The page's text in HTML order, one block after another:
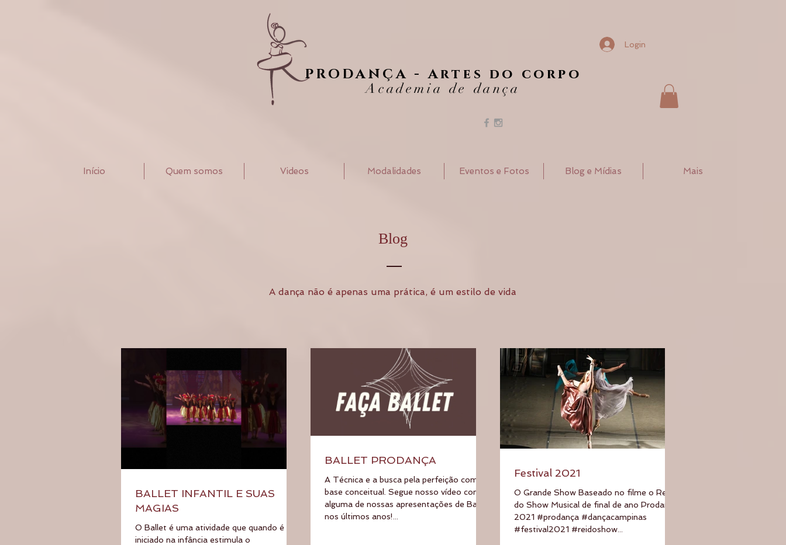
PRODANÇA - Artes do corpo
Academia de dança
Login
Início Quem somos Videos Modalidades Eventos e Fotos Blog e Mídias Mais
BALLET INFANTIL E SUAS
MAGIAS
O Ballet é uma atividade que quando é
iniciado na infância estimula o
BALLET PRODANÇA
A Técnica e a busca pela perfeição como
base conceitual. Segue nosso vídeo com
alguma de nossas apresentações de Ballet
nos últimos anos!...
Festival 2021
O Grande Show Baseado no filme o Rei
do Show Musical de final de ano Prodança
2021 #prodança #dançacampinas
#festival2021 #reidoshow...
Blog
A dança não é apenas uma prática, é um estilo de vida